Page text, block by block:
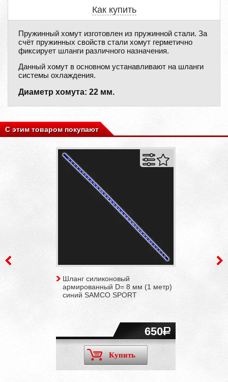
Как купить
Пружинный хомут изготовлен из пружинной стали. За
счёт пружинных свойств стали хомут герметично
фиксирует шланги различного назначения.
Данный хомут в основном устанавливают на шланги
системы охлаждения.
Диаметр хомута: 22 мм.
С этим товаром покупают
Шланг силиконовый
армированный D= 8 мм (1 метр)
синий SAMCO SPORT
650
Купить